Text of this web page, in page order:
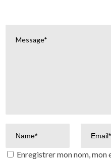
Enregistrer mon nom, mon